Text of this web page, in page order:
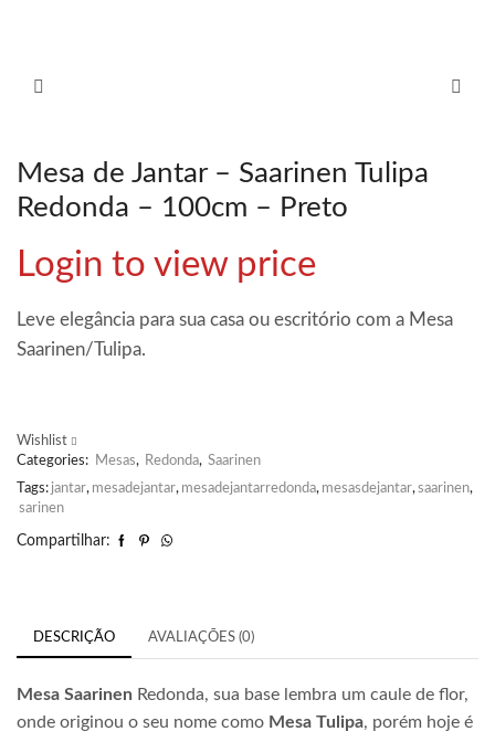
Mesa de Jantar – Saarinen Tulipa
Redonda – 100cm – Preto
Login to view price
Leve elegância para sua casa ou escritório com a Mesa
Saarinen/Tulipa.
Wishlist
Categories:
Mesas, Redonda, Saarinen
Tags: jantar, mesadejantar, mesadejantarredonda, mesasdejantar, saarinen,
sarinen
Compartilhar:
DESCRIÇÃO AVALIAÇÕES (0)
Mesa Saarinen Redonda, sua base lembra um caule de flor,
onde originou o seu nome como Mesa Tulipa, porém hoje é